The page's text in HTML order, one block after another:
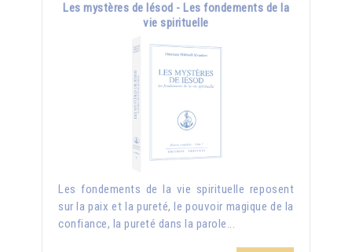
Les mystères de Iésod - Les fondements de la
vie spirituelle
Les fondements de la vie spirituelle reposent
sur la paix et la pureté, le pouvoir magique de la
confiance, la pureté dans la parole...